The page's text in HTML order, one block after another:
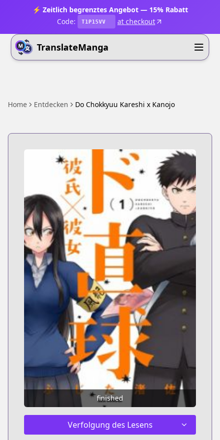
⚡ Zeitlich begrenztes Angebot — 15% Rabatt
Code:
T1P15VV at checkout
TranslateManga
Home Entdecken Do Chokkyuu Kareshi x Kanojo
finished
Verfolgung des Lesens